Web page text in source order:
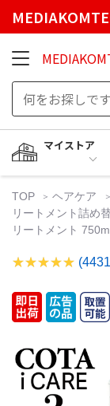
マイストア
TOP ヘアケア
リートメント詰め
リートメント